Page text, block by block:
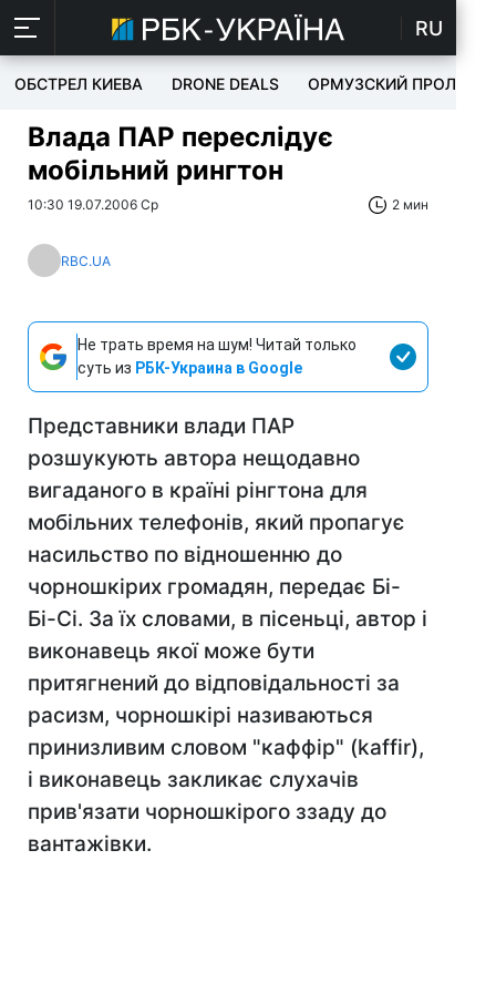
RU
ОБСТРЕЛ КИЕВА DRONE DEALS ОРМУЗСКИЙ ПРОЛИВ
Влада ПАР переслідує
мобільний рингтон
10:30 19.07.2006 Ср 2 мин
RBC.UA
Не трать время на шум! Читай только
суть из РБК-Украина в Google
Представники влади ПАР
розшукують автора нещодавно
вигаданого в країні рінгтона для
мобільних телефонів, який пропагує
насильство по відношенню до
чорношкірих громадян, передає Бі-
Бі-Сі. За їх словами, в пісеньці, автор і
виконавець якої може бути
притягнений до відповідальності за
расизм, чорношкірі називаються
принизливим словом "каффір" (kaffir),
і виконавець закликає слухачів
прив'язати чорношкірого ззаду до
вантажівки.